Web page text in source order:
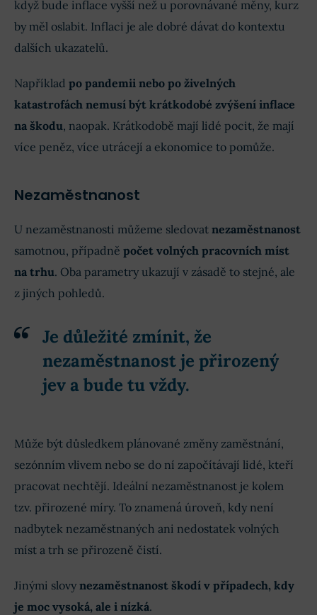
když bude inflace vyšší než u porovnávané měny, kurz
by měl oslabit. Inflaci je ale dobré dávat do kontextu
dalších ukazatelů.
Například po pandemii nebo po živelných
katastrofách nemusí být krátkodobé zvýšení inflace
na škodu, naopak. Krátkodobě mají lidé pocit, že mají
více peněz, více utrácejí a ekonomice to pomůže.
Nezaměstnanost
U nezaměstnanosti můžeme sledovat nezaměstnanost
samotnou, případně počet volných pracovních míst
na trhu. Oba parametry ukazují v zásadě to stejné, ale
z jiných pohledů.
Je důležité zmínit, že
nezaměstnanost je přirozený
jev a bude tu vždy.
Může být důsledkem plánované změny zaměstnání,
sezónním vlivem nebo se do ní započítávají lidé, kteří
pracovat nechtějí. Ideální nezaměstnanost je kolem
tzv. přirozené míry. To znamená úroveň, kdy není
nadbytek nezaměstnaných ani nedostatek volných
míst a trh se přirozeně čistí.
Jinými slovy nezaměstnanost škodí v případech, kdy
je moc vysoká, ale i nízká.